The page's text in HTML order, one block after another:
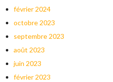
février 2024
octobre 2023
septembre 2023
août 2023
juin 2023
février 2023